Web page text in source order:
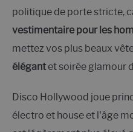
politique de porte stricte,
vestimentaire pour les
mettez vos plus beaux
élégantet soirée glamour
Disco Hollywood joue
électro et house et l'âge